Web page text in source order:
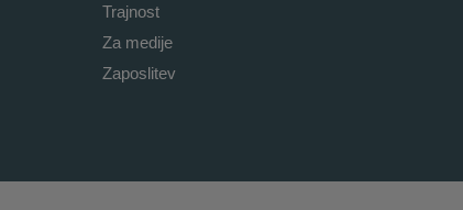
Trajnost
Za medije
Zaposlitev